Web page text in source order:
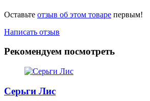
Оставьте отзыв об этом товаре первым!
Написать отзыв
Рекомендуем посмотреть
Серьги Лис